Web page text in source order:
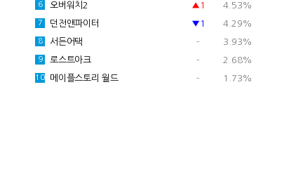
6 오버워치2 ▲1 4.53%
7 던전앤파이터 ▼1 4.29%
8 서든어택 - 3.93%
9 로스트아크 - 2.68%
10 메이플스토리 월드 - 1.73%